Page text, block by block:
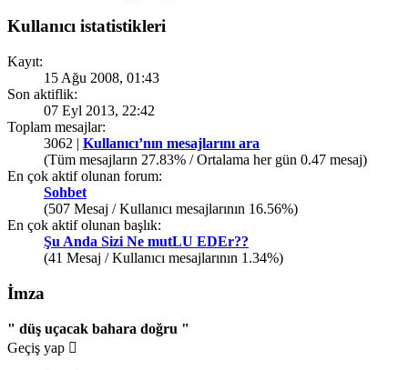
Kullanıcı istatistikleri
Kayıt:
15 Ağu 2008, 01:43
Son aktiflik:
07 Eyl 2013, 22:42
Toplam mesajlar:
3062 | Kullanıcı’nın mesajlarını ara
(Tüm mesajların 27.83% / Ortalama her gün 0.47 mesaj)
En çok aktif olunan forum:
Sohbet
(507 Mesaj / Kullanıcı mesajlarının 16.56%)
En çok aktif olunan başlık:
Şu Anda Sizi Ne mutLU EDEr??
(41 Mesaj / Kullanıcı mesajlarının 1.34%)
İmza
" düş uçacak bahara doğru "
Geçiş yap